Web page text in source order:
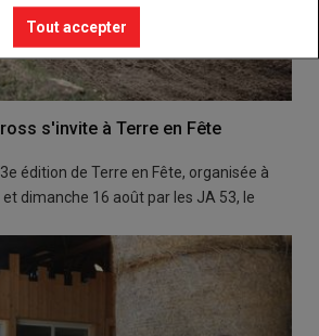
s'invite à Terre en Fête
édition de Terre en Fête, organisée à
dimanche 16 août par les JA 53, le
Tout accepter